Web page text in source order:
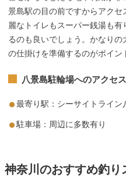
景島駅の目の前ですからアク
麗なトイレもスーパー銭湯も
るのも良いでしょう。かなり
の仕掛けを準備するのがポイン
八景島駐輪場へのアクセ
最寄り駅：シーサイトライン
駐車場：周辺に多数有り
神奈川のおすすめ釣